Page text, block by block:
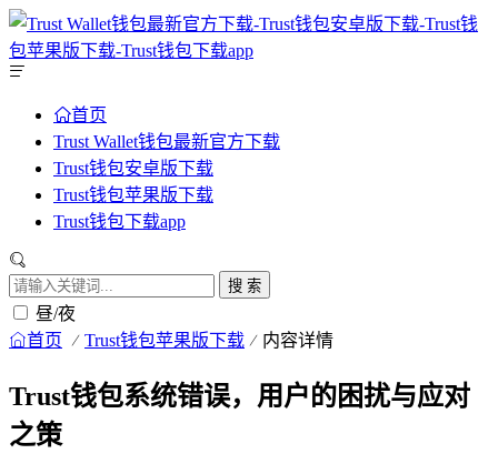
首页
Trust Wallet钱包最新官方下载
Trust钱包安卓版下载
Trust钱包苹果版下载
Trust钱包下载app
搜 索
昼/夜
首页 Trust钱包苹果版下载 内容详情
Trust钱包系统错误，用户的困扰与应对
之策